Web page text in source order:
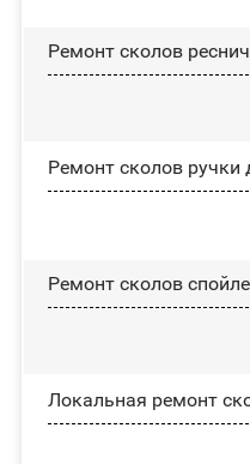
Ремонт сколов
Ремонт сколов ручки
Ремонт сколов
Локальная ремонт